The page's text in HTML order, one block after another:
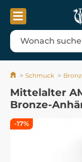
Schmuck
Mittelalter
Bronze-
-17%